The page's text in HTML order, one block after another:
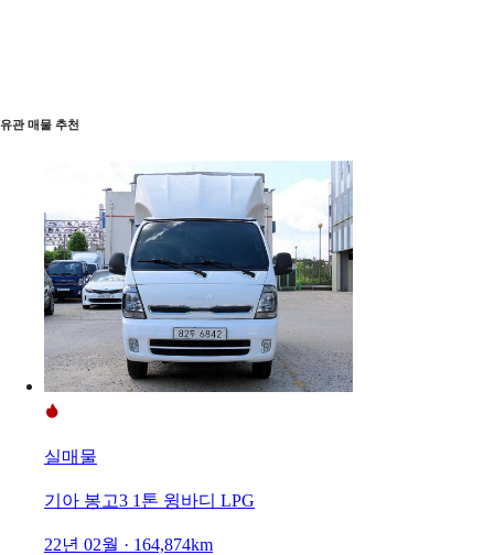
유관 매물 추천
실매물
기아 봉고3 1톤 윙바디 LPG
22년 02월 · 164,874km